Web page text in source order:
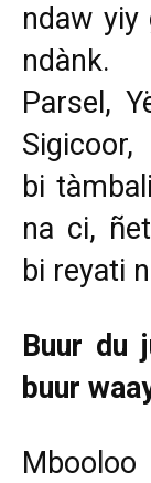
ndaw
ndànk.
Parsel,
bi
na ci,
bi reyati
Buur du
buur